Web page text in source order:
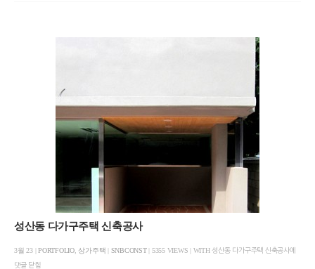
성산동 다가구주택 신축공사
3월 23 | PORTFOLIO, 상가주택 SNBCONST| 5355 VIEWS | WITH성산동 다가구주택 신축공사에
댓글 닫힘